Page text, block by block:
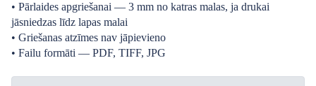
• Pārlaides apgriešanai — 3 mm no katras malas, ja drukai
jāsniedzas līdz lapas malai
• Griešanas atzīmes nav jāpievieno
• Failu formāti — PDF, TIFF, JPG